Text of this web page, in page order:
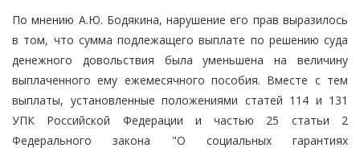
По мнению А.Ю. Бодякина, нарушение его прав выразилось
в том, что сумма подлежащего выплате по решению суда
денежного довольствия была уменьшена на величину
выплаченного ему ежемесячного пособия. Вместе с тем
выплаты, установленные положениями статей 114 и 131
УПК Российской Федерации и частью 25 статьи 2
Федерального закона "О социальных гарантиях